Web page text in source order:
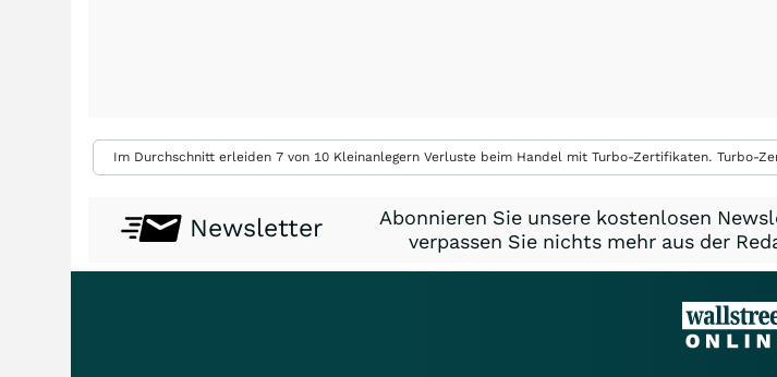
Im Durchschnitt erleiden 7 von 10 Kleinanlegern Verluste beim Handel mit Turbo-Zertifikaten. Turbo-
Newsletter
Abonnieren Sie unsere kostenlosen
verpassen Sie nichts mehr aus der